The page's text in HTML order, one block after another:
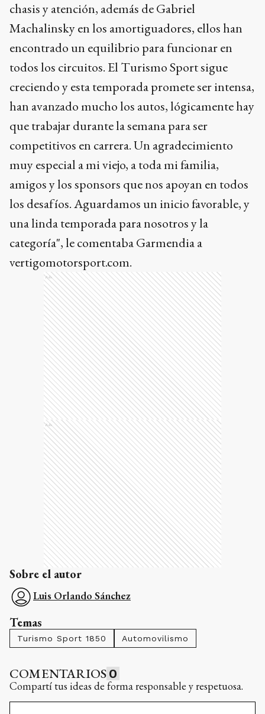
chasis y atención, además de Gabriel
Machalinsky en los amortiguadores, ellos han
encontrado un equilibrio para funcionar en
todos los circuitos. El Turismo Sport sigue
creciendo y esta temporada promete ser intensa,
han avanzado mucho los autos, lógicamente hay
que trabajar durante la semana para ser
competitivos en carrera. Un agradecimiento
muy especial a mi viejo, a toda mi familia,
amigos y los sponsors que nos apoyan en todos
los desafíos. Aguardamos un inicio favorable, y
una linda temporada para nosotros y la
categoría", le comentaba Garmendia a
vertigomotorsport.com.
Ads
Ads
Sobre el autor
Luis Orlando Sánchez
Temas
Turismo Sport 1850 Automovilismo
COMENTARIOS 0
Compartí tus ideas de forma responsable y respetuosa.